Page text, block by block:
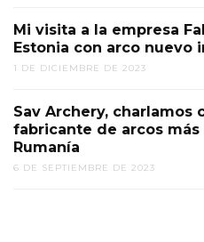
Mi visita a la empresa
Estonia con arco nuevo
1 DE DICIEMBRE DE 2023
Sav Archery, charlamos
fabricante de arcos más
Rumanía
6 DE SEPTIEMBRE DE 2023